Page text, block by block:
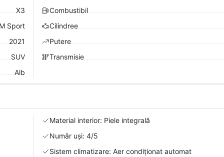
X3
Sport
2021
SUV
Alb
Combustibil
Cilindree
Putere
Transmisie
Material interior: Piele integrală
Număr uși: 4/5
Sistem climatizare: Aer condiționat automat